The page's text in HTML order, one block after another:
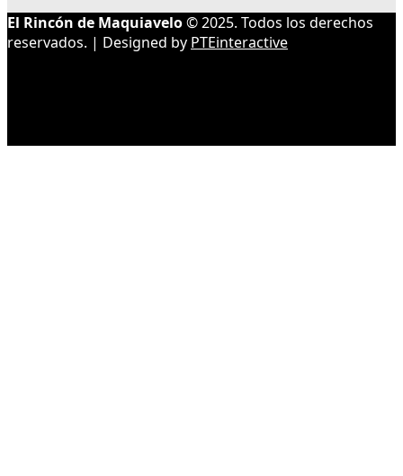
El Rincón de Maquiavelo© 2025. Todos los derechos
reservados. | Designed by PTEinteractive